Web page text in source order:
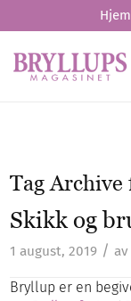
Hjem
Tag
Skikk og
1 august, 2019 / av
Bryllup er en